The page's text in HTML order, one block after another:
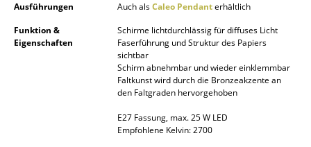
Stehleuchten & Leseleuchten
Bodenleuchten
Outdoor-Leuchten
Ausführungen Auch alsCaleo Pendanterhältlich
Funktion &
Eigenschaften
Schirme lichtdurchlässig für diffuses Licht
Faserführung und Struktur des Papiers
sichtbar
Schirm abnehmbar und wieder einklemmbar
Faltkunst wird durch die Bronzeakzente an
den Faltgraden hervorgehoben
E27 Fassung, max. 25 W LED
Empfohlene Kelvin: 2700